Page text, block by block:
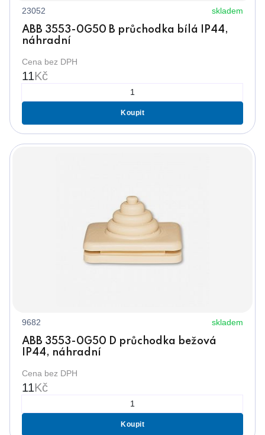
23052 skladem
ABB 3553-0G50 B průchodka bílá IP44,
náhradní
Cena bez DPH
11Kč
Koupit
9682 skladem
ABB 3553-0G50 D průchodka bežová
IP44, náhradní
Cena bez DPH
11Kč
Koupit